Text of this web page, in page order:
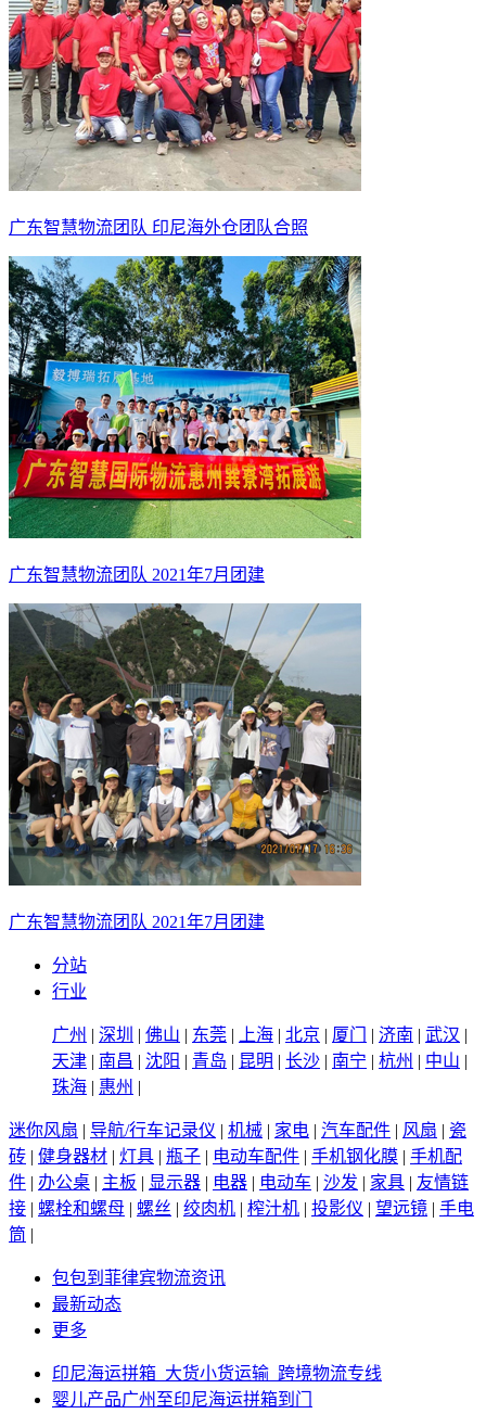
广东智慧物流团队 印尼海外仓团队合照
广东智慧物流团队 2021年7月团建
广东智慧物流团队 2021年7月团建
分站
行业
广州 | 深圳 | 佛山 | 东莞 | 上海 | 北京 | 厦门 | 济南 | 武汉 |
天津 | 南昌 | 沈阳 | 青岛 | 昆明 | 长沙 | 南宁 | 杭州 | 中山 |
珠海 | 惠州 |
迷你风扇 | 导航/行车记录仪 | 机械 | 家电 | 汽车配件 | 风扇 | 瓷
砖 | 健身器材 | 灯具 | 瓶子 | 电动车配件 | 手机钢化膜 | 手机配
件 | 办公桌 | 主板 | 显示器 | 电器 | 电动车 | 沙发 | 家具 | 友情链
接 | 螺栓和螺母 | 螺丝 | 绞肉机 | 榨汁机 | 投影仪 | 望远镜 | 手电
筒 |
包包到菲律宾物流资讯
最新动态
更多
印尼海运拼箱_大货小货运输_跨境物流专线
婴儿产品广州至印尼海运拼箱到门